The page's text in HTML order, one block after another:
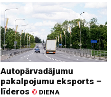
Autopārvadājumu
pakalpojumu eksports –
līderos © DIENA